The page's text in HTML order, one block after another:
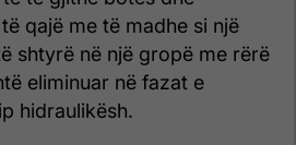
qajë me të madhe si një
shtyrë në një gropë me rërë
eliminuar në fazat e
hidraulikësh.